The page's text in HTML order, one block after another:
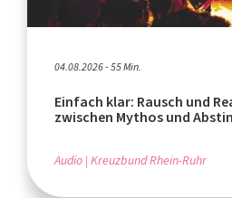
04.08.2026 - 55 Min.
Einfach klar: Rausch und
zwischen Mythos und
Audio Kreuzbund Rhein-Ruhr